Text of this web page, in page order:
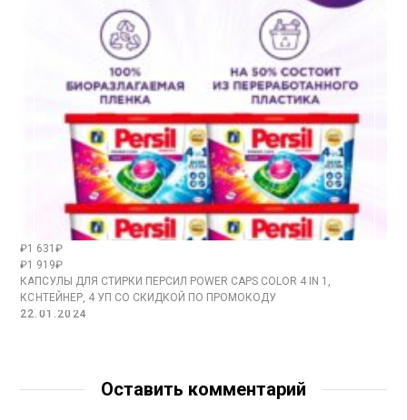
₽1 631₽
₽1 919₽
КАПСУЛЫ ДЛЯ СТИРКИ ПЕРСИЛ POWER CAPS COLOR 4 IN 1,
КОНТЕЙНЕР, 4 УП СО СКИДКОЙ ПО ПРОМОКОДУ
22.01.2024
Оставить комментарий